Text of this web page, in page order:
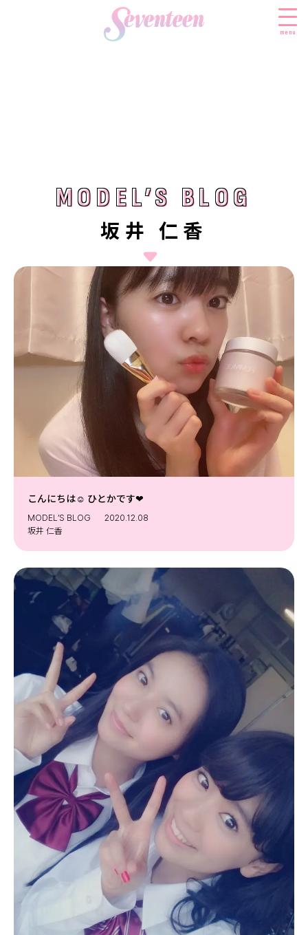
menu
着回し
ビューティニュース
トレンドメイク
ヘアアレンジ・ヘアケア
ボディケア
SCHOOL
スクールニュース
勉強・受験・進路
ENTERTAINMENT
なにわ男子
ライフスタイルニュース
JKランキング・アワード
モデルの購入品
おでかけ
お悩み相談
JK TREND
JKトレンドニュース
MODEL'S BLOG
TikTok
Instagram
YouTube
FORTUNE
ゲッターズ飯田
ミスセブンティーンニュース
MAGAZINE
バックナンバー
INFORMATION
Seventeenについて
Follow us
ST member
新規会員登録・ログイン
MODEL’S BLOG
MODEL’S BLOG
坂井 仁香
こんにちは☺︎ ひとかです❤︎
MODEL’S BLOG
2020.12.08
坂井 仁香